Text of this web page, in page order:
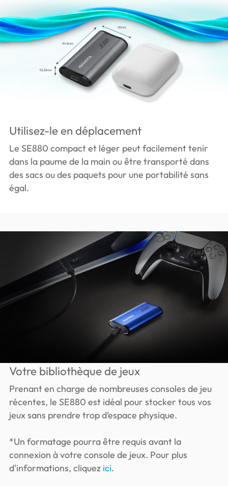
Utilisez-le en déplacement
Le SE880 compact et léger peut facilement tenir
dans la paume de la main ou être transporté dans
des sacs ou des paquets pour une portabilité sans
égal.
Votre bibliothèque de jeux
Prenant en charge de nombreuses consoles de jeu
récentes, le SE880 est idéal pour stocker tous vos
jeux sans prendre trop d’espace physique.
*Un formatage pourra être requis avant la
connexion à votre console de jeux. Pour plus
d'informations, cliquez ici.